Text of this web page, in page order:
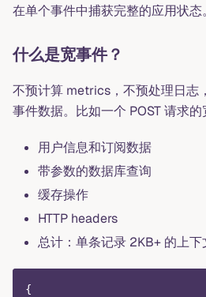
在单个事件中捕获完整的应用状态。
什么是宽事件？
不预计算 metrics，不预处理日志
事件数据。比如一个 POST 请求的
用户信息和订阅数据
带参数的数据库查询
缓存操作
HTTP headers
总计：单条记录 2KB+ 的上下
{